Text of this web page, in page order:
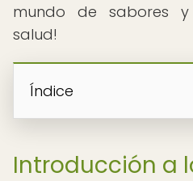
mundo de sabores
salud!
Índice
Introducción a